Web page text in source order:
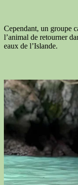
Cependant, un groupe
l’animal de retourner
eaux de l’Islande.